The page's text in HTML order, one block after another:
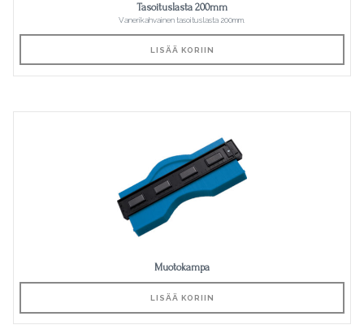
Tasoituslasta 200mm
Vanerikahvainen tasoituslasta 200mm.
LISÄÄ KORIIN
Muotokampa
LISÄÄ KORIIN